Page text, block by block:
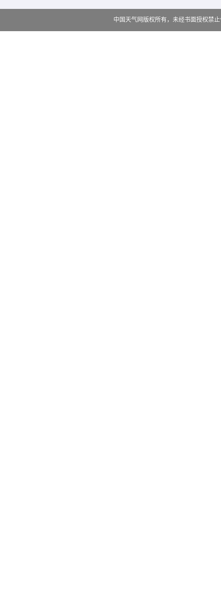
中国天气网版权所有，未经书面授权